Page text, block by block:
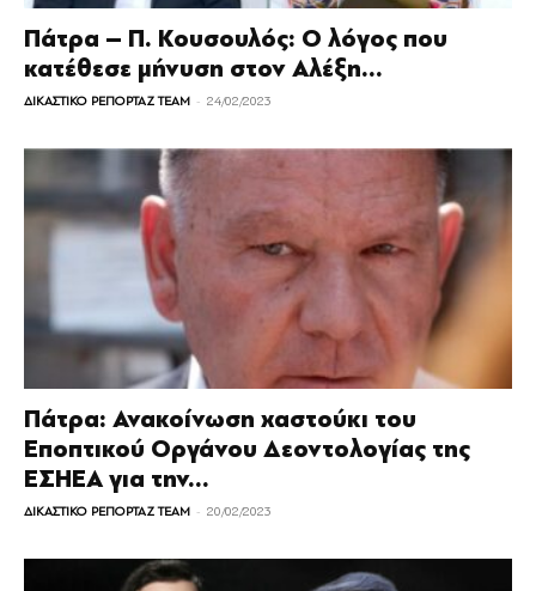
Πάτρα – Π. Κουσουλός: Ο λόγος που
κατέθεσε μήνυση στον Αλέξη...
ΔΙΚΑΣΤΙΚΟ ΡΕΠΟΡΤΑΖ TEAM - 24/02/2023
Πάτρα: Ανακοίνωση χαστούκι του
Εποπτικού Οργάνου Δεοντολογίας της
ΕΣΗΕΑ για την...
ΔΙΚΑΣΤΙΚΟ ΡΕΠΟΡΤΑΖ TEAM - 20/02/2023